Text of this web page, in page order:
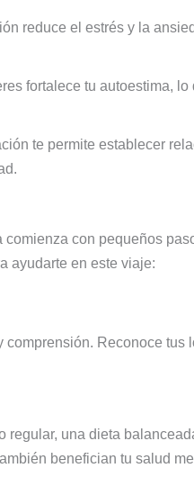
reduce el estrés y la
fortalece tu autoestima,
te permite establecer
con pequeños
ayudarte en este viaje:
Reconoce tus
regular, una dieta
benefician tu salud